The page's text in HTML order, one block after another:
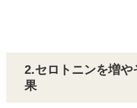
2.セロトニンを増
果